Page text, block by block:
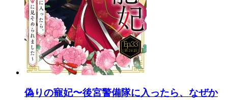
偽りの寵妃〜後宮警備隊に入ったら、なぜか